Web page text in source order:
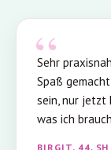
Sehr
Spaß
sein, nur jetzt
was ich
BIRGIT, 44, SH